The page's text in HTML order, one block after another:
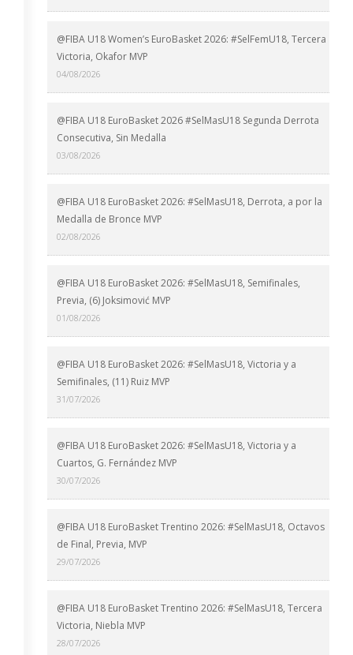
@FIBA U18 Women’s EuroBasket 2026: #SelFemU18, Tercera
Victoria, Okafor MVP
04/08/2026
@FIBA U18 EuroBasket 2026 #SelMasU18 Segunda Derrota
Consecutiva, Sin Medalla
03/08/2026
@FIBA U18 EuroBasket 2026: #SelMasU18, Derrota, a por la
Medalla de Bronce MVP
02/08/2026
@FIBA U18 EuroBasket 2026: #SelMasU18, Semifinales,
Previa, (6) Joksimović MVP
01/08/2026
@FIBA U18 EuroBasket 2026: #SelMasU18, Victoria y a
Semifinales, (11) Ruiz MVP
31/07/2026
@FIBA U18 EuroBasket 2026: #SelMasU18, Victoria y a
Cuartos, G. Fernández MVP
30/07/2026
@FIBA U18 EuroBasket Trentino 2026: #SelMasU18, Octavos
de Final, Previa, MVP
29/07/2026
@FIBA U18 EuroBasket Trentino 2026: #SelMasU18, Tercera
Victoria, Niebla MVP
28/07/2026